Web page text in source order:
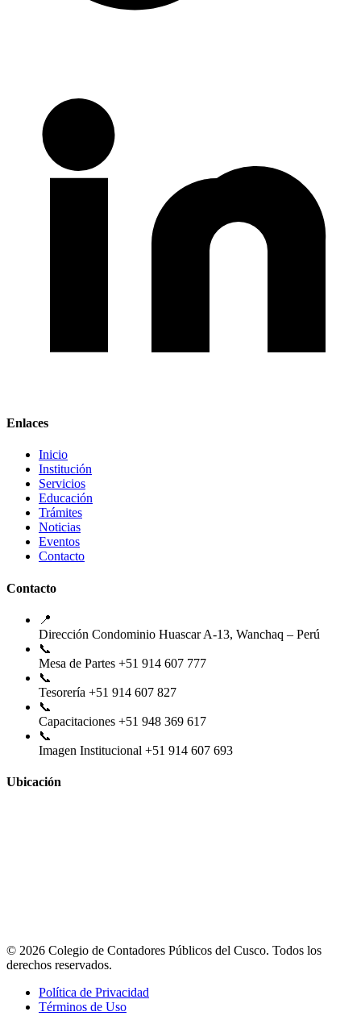
Enlaces
Inicio
Institución
Servicios
Educación
Trámites
Noticias
Eventos
Contacto
Contacto
📍
Dirección Condominio Huascar A-13, Wanchaq – Perú
📞
Mesa de Partes +51 914 607 777
📞
Tesorería +51 914 607 827
📞
Capacitaciones +51 948 369 617
📞
Imagen Institucional +51 914 607 693
Ubicación
© 2026 Colegio de Contadores Públicos del Cusco. Todos los
derechos reservados.
Política de Privacidad
Términos de Uso